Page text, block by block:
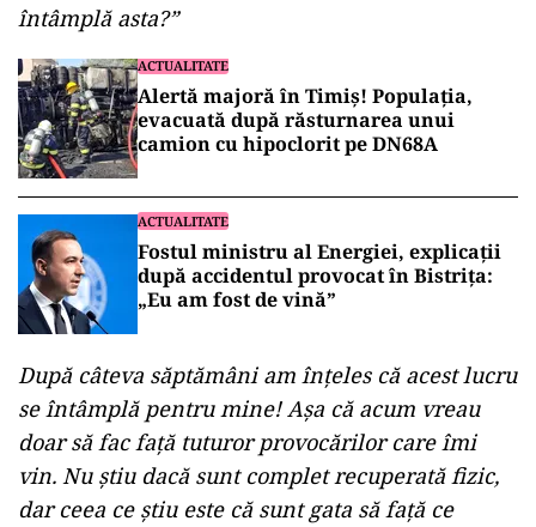
întâmplă asta?”
ACTUALITATE
Alertă majoră în Timiș! Populația,
evacuată după răsturnarea unui
camion cu hipoclorit pe DN68A
ACTUALITATE
Fostul ministru al Energiei, explicații
după accidentul provocat în Bistrița:
„Eu am fost de vină”
După câteva săptămâni am înțeles că acest lucru
se întâmplă pentru mine! Așa că acum vreau
doar să fac față tuturor provocărilor care îmi
vin. Nu știu dacă sunt complet recuperată fizic,
dar ceea ce știu este că sunt gata să față ce